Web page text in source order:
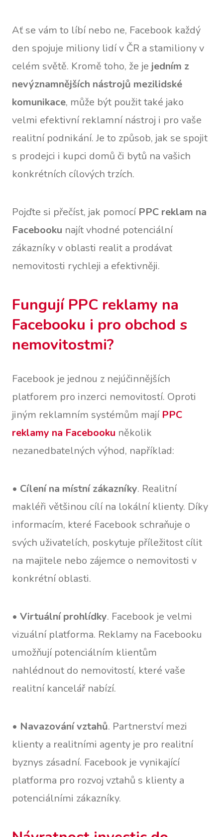
Ať se vám to líbí nebo ne, Facebook každý
den spojuje miliony lidí v ČR a stamiliony v
celém světě. Kromě toho, že je jedním z
nevýznamnějších nástrojů mezilidské
komunikace, může být použit také jako
velmi efektivní reklamní nástroj i pro vaše
realitní podnikání. Je to způsob, jak se spojit
s prodejci i kupci domů či bytů na vašich
konkrétních cílových trzích.
Pojďte si přečíst, jak pomocí PPC reklam na
Facebooku najít vhodné potenciální
zákazníky v oblasti realit a prodávat
nemovitosti rychleji a efektivněji.
Fungují PPC reklamy na
Facebooku i pro obchod s
nemovitostmi?
Facebook je jednou z nejúčinnějších
platforem pro inzerci nemovitostí. Oproti
jiným reklamním systémům mají PPC
reklamy na Facebooku několik
nezanedbatelných výhod, například:
• Cílení na místní zákazníky. Realitní
makléři většinou cílí na lokální klienty. Díky
informacím, které Facebook schraňuje o
svých uživatelích, poskytuje příležitost cílit
na majitele nebo zájemce o nemovitosti v
konkrétní oblasti.
• Virtuální prohlídky. Facebook je velmi
vizuální platforma. Reklamy na Facebooku
umožňují potenciálním klientům
nahlédnout do nemovitostí, které vaše
realitní kancelář nabízí.
• Navazování vztahů. Partnerství mezi
klienty a realitními agenty je pro realitní
byznys zásadní. Facebook je vynikající
platforma pro rozvoj vztahů s klienty a
potenciálními zákazníky.